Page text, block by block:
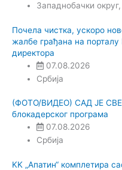
Западнобачки округ,
Почела чистка, ускоро
жалбе грађана на
директора
07.08.2026
Србија
(ФОТО/ВИДЕО) САД ЈЕ СВЕ
блокадерског програма
07.08.2026
Србија
KK „Апатин“ комплетира